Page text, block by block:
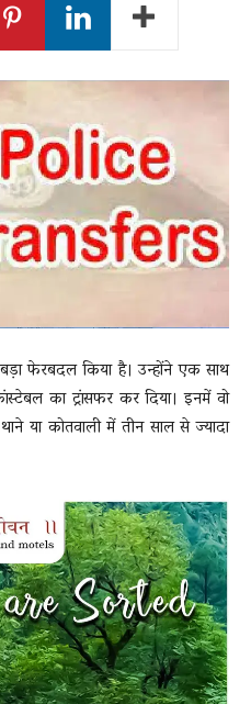
फेरबदल किया है। उन्होंने एक साथ
का ट्रांसफर कर दिया। इनमें वो
या कोतवाली में तीन साल से ज्यादा